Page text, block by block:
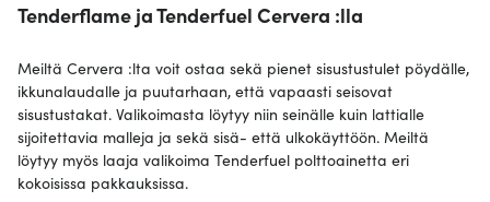
Tenderflame ja Tenderfuel Cervera :lla
Meiltä Cervera :lta voit ostaa sekä pienet sisustustulet pöydälle,
ikkunalaudalle ja puutarhaan, että vapaasti seisovat
sisustustakat. Valikoimasta löytyy niin seinälle kuin lattialle
sijoitettavia malleja ja sekä sisä- että ulkokäyttöön. Meiltä
löytyy myös laaja valikoima Tenderfuel polttoainetta eri
kokoisissa pakkauksissa.